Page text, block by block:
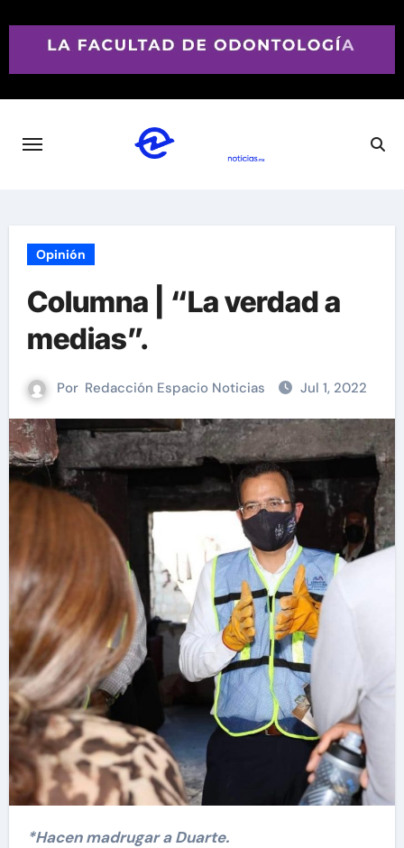
Opinión
Columna | “La verdad a
medias”.
Por Redacción Espacio Noticias Jul 1, 2022
*Hacen madrugar a Duarte.